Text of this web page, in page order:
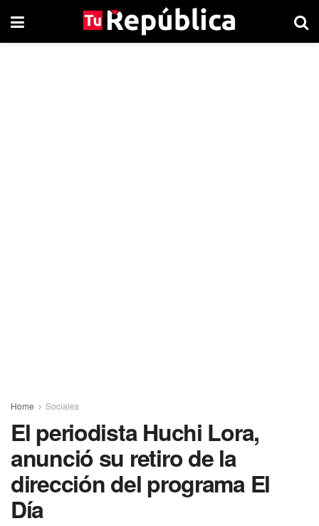
Home Sociales
El periodista Huchi Lora,
anunció su retiro de la
dirección del programa El
Día